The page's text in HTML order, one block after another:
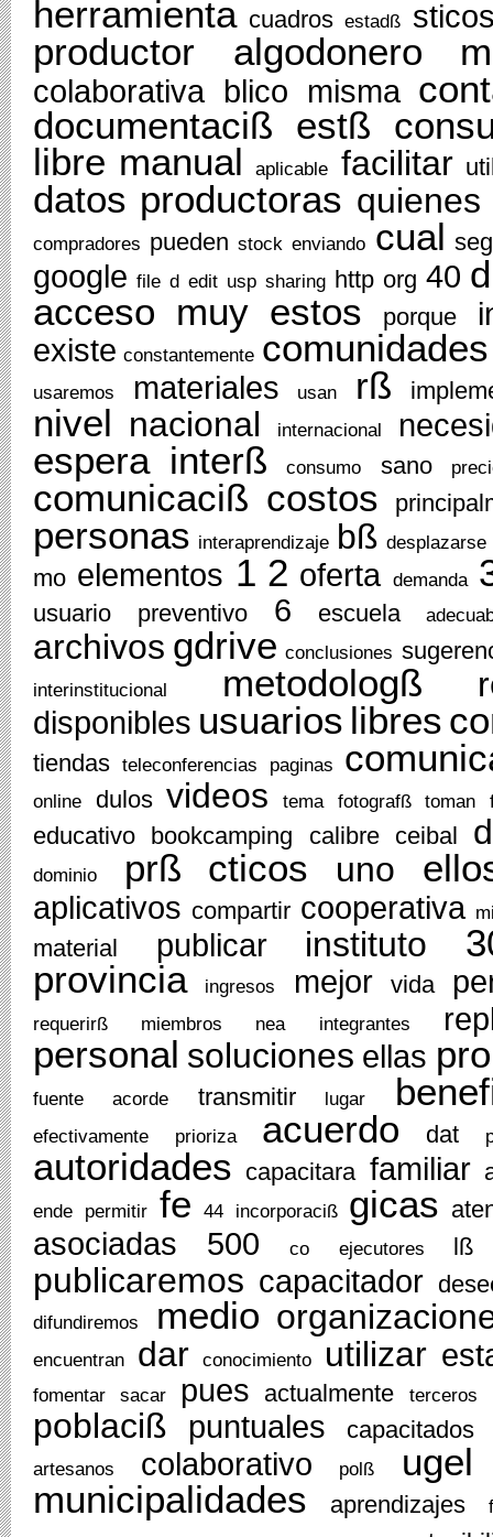
herramienta cuadros estadß
productor algodonero
colaborativa blico misma
documentaciß estß
libre manual aplicable facilitar
datos productoras quienes
compradores pueden stock enviando cual
google file d edit usp sharing http org 40
acceso muy estos porque
existe constantemente comunidades
usaremos materiales usan rß
nivel nacional internacional
espera interß consumo sano
comunicaciß costos
personas interaprendizaje bß desplazarse
mo elementos 1 2 oferta demanda
usuario preventivo 6 escuela
archivos gdrive conclusiones
interinstitucional metodologß
disponibles usuarios libres
tiendas teleconferencias paginas
online dulos videos tema fotografß toman
educativo bookcamping calibre ceibal
dominio prß cticos uno
aplicativos compartir cooperativa
material publicar instituto
provincia
ingresos mejor vida
requerirß miembros nea integrantes
personal soluciones ellas
fuente acorde transmitir lugar
efectivamente prioriza acuerdo dat
autoridades capacitara familiar
ende permitir fe 44 incorporaciß gicas
asociadas 500 co ejecutores lß
publicaremos capacitador
difundiremos medio
encuentran dar conocimiento utilizar
fomentar sacar pues actualmente terceros
poblaciß puntuales capacitados
artesanos colaborativo polß
ugel
municipalidades
aprendizajes